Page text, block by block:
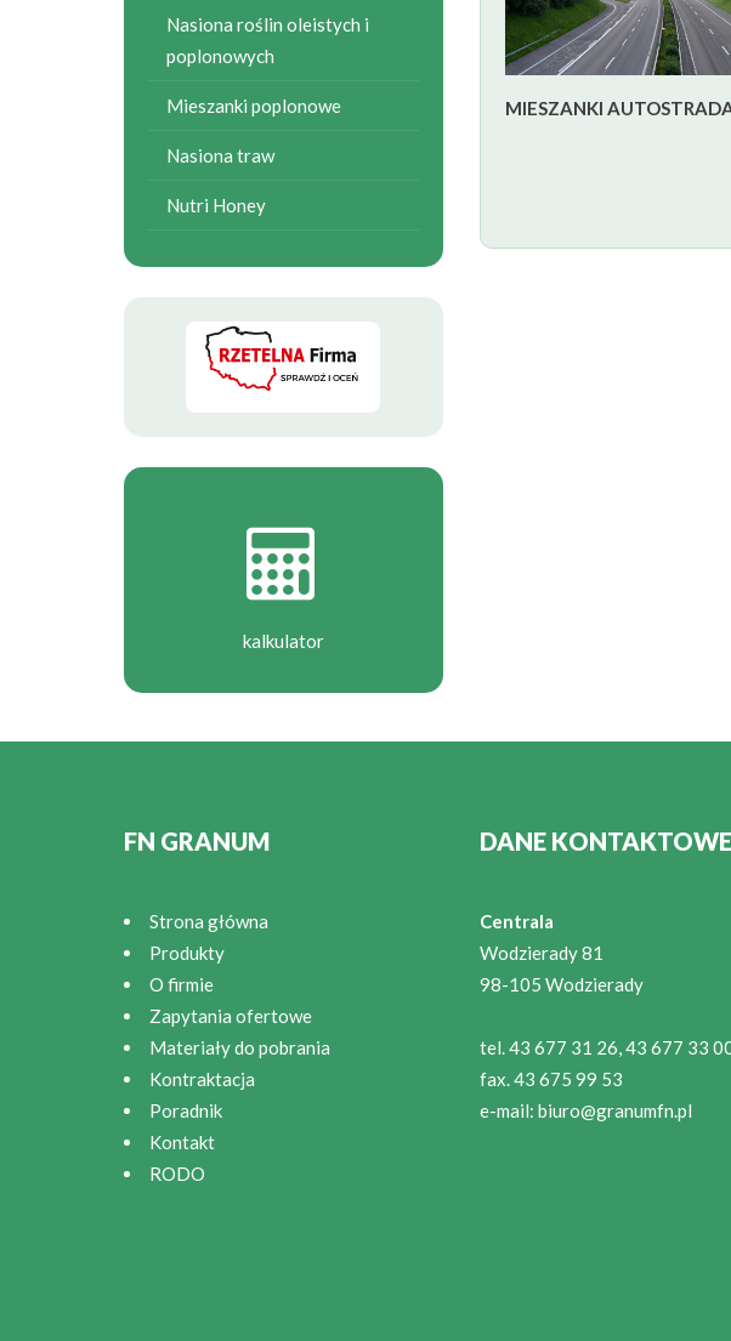
Nasiona roślin oleistych i
poplonowych
Mieszanki poplonowe
Nasiona traw
Nutri Honey
kalkulator
MIESZANKI
FN GRANUM
Strona główna
Produkty
O firmie
Zapytania ofertowe
Materiały do pobrania
Kontraktacja
Poradnik
Kontakt
RODO
DANE KONTAKTOWE
Centrala
Wodzierady 81
98-105 Wodzierady
tel. 43 677 31 26, 43 677 33
fax. 43 675 99 53
e-mail: biuro@granumfn.pl